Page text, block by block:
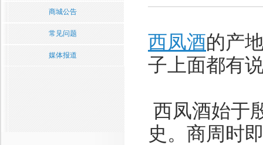
商城公告
常见问题
媒体报道
西凤酒的产
子上面都有
西凤酒始于
史。商周时